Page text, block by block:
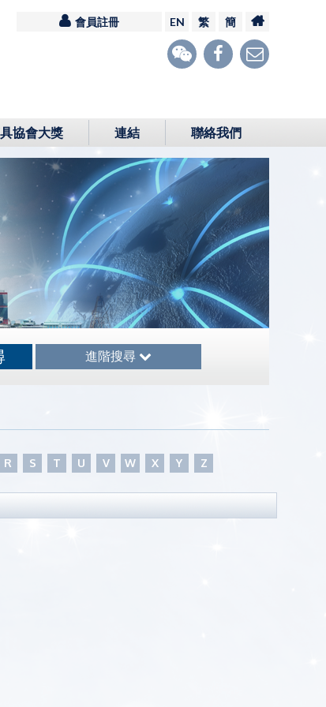
會員註冊 EN 繁 簡
協會大獎 連結 聯絡我們
進階搜尋
R S T U V W X Y Z